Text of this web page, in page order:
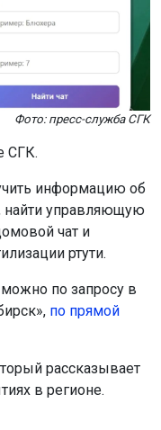
СГК.
информацию об
управляющую
чат и
ртути.
по запросу в
рассказывает
в регионе.
новостью:
Читать все